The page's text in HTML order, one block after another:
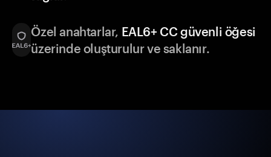
Özel anahtarlar, EAL6+ CC güvenli öğesi
üzerinde oluşturulur ve saklanır.